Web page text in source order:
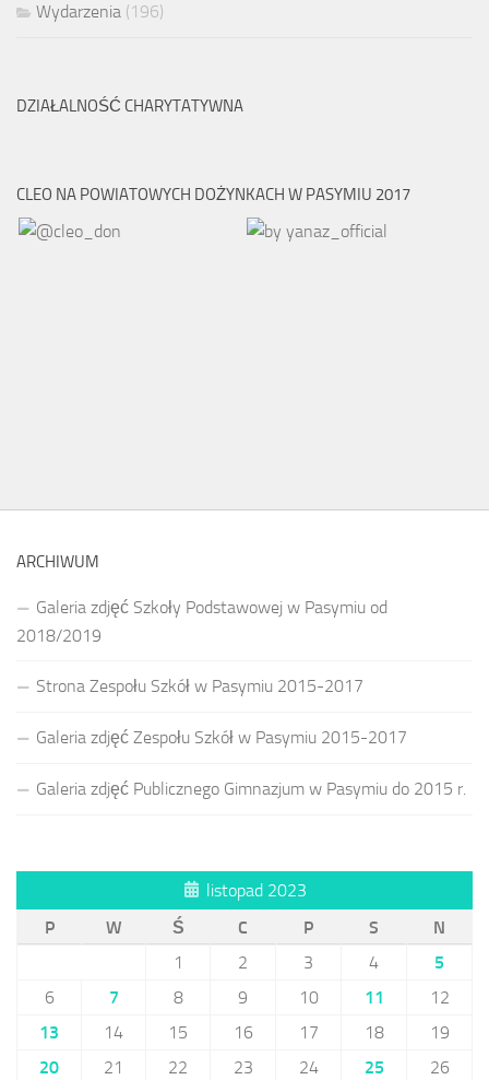
Wydarzenia (196)
DZIAŁALNOŚĆ CHARYTATYWNA
CLEO NA POWIATOWYCH DOŻYNKACH W PASYMIU 2017
ARCHIWUM
Galeria zdjęć Szkoły Podstawowej w Pasymiu od
2018/2019
Strona Zespołu Szkół w Pasymiu 2015-2017
Galeria zdjęć Zespołu Szkół w Pasymiu 2015-2017
Galeria zdjęć Publicznego Gimnazjum w Pasymiu do 2015 r.
listopad 2023
P
W Ś C P S
N
1
2 3 4
5
6
7 8 9 10 11
12
13
14 15 16 17 18
19
20
21 22 23 24 25
26